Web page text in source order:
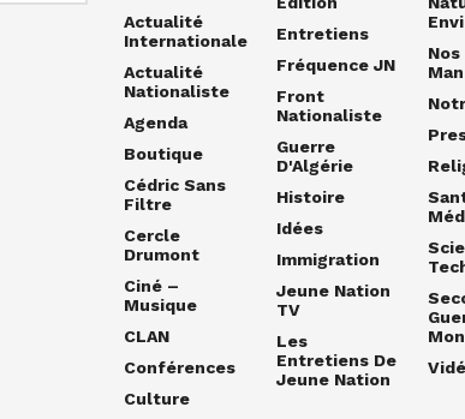
Actualité
Internationale
Actualité
Nationaliste
Agenda
Boutique
Cédric Sans
Filtre
Cercle
Drumont
Ciné –
Musique
CLAN
Conférences
Culture
Entretiens
Fréquence JN
Front
Nationaliste
Guerre
D'Algérie
Histoire
Idées
Immigration
Jeune Nation
TV
Les
Entretiens De
Jeune Nation
Nos